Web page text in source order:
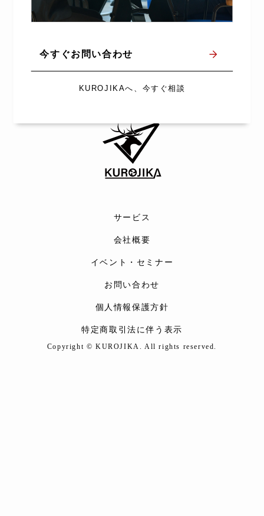
今すぐお問い合わせ
KUROJIKAへ、今すぐ相談
サービス
会社概要
イベント・セミナー
お問い合わせ
個人情報保護方針
特定商取引法に伴う表示
Copyright © KUROJIKA. All rights reserved.